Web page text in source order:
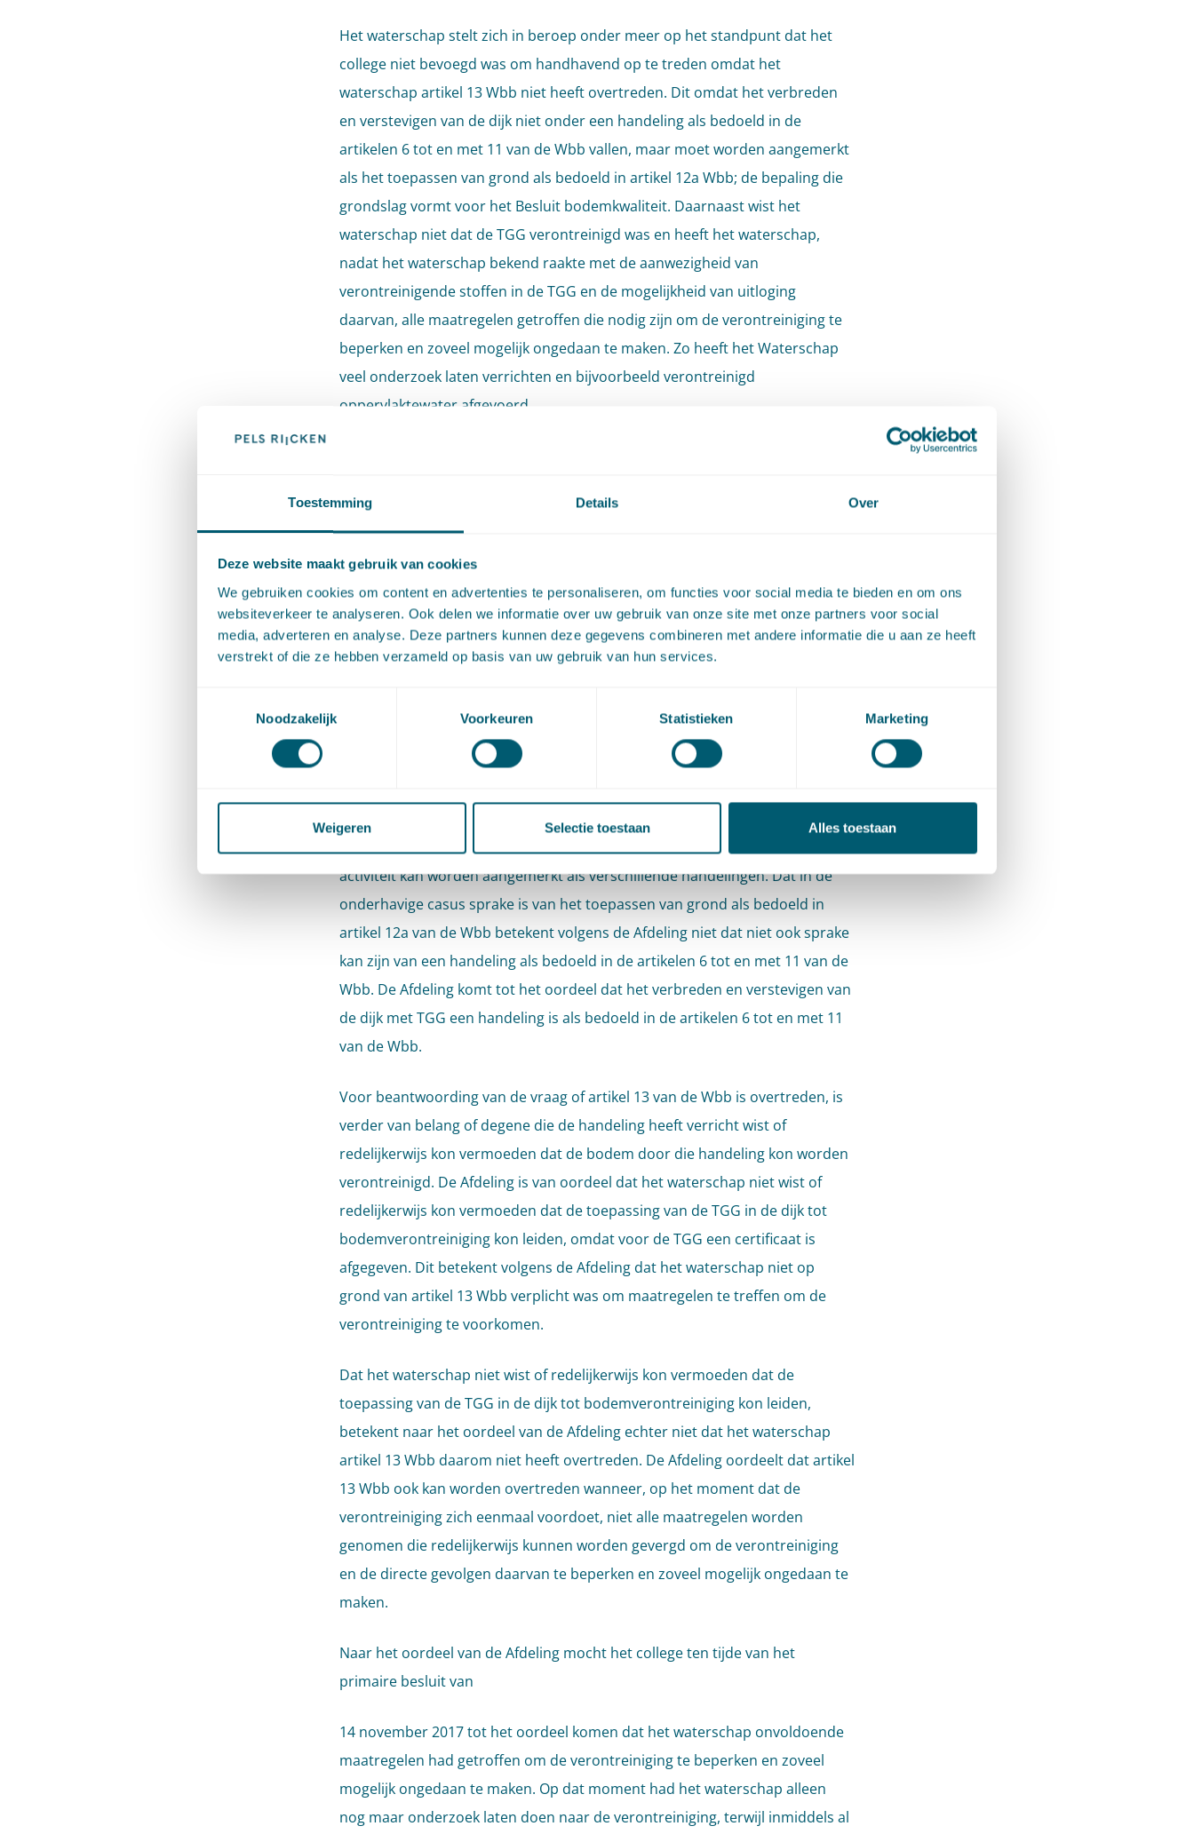
Toestemming Details Over
Deze website maakt gebruik van cookies
We gebruiken cookies om content en advertenties te personaliseren, om functies voor social media te bieden en om ons
websiteverkeer te analyseren. Ook delen we informatie over uw gebruik van onze site met onze partners voor social
media, adverteren en analyse. Deze partners kunnen deze gegevens combineren met andere informatie die u aan ze heeft
verstrekt of die ze hebben verzameld op basis van uw gebruik van hun services.
Noodzakelijk
Voorkeuren Statistieken Marketing
Weigeren Selectie toestaan Alles toestaan
Het waterschap stelt zich in beroep onder meer op het standpunt dat het
college niet bevoegd was om handhavend op te treden omdat het
waterschap artikel 13 Wbb niet heeft overtreden. Dit omdat het verbreden
en verstevigen van de dijk niet onder een handeling als bedoeld in de
artikelen 6 tot en met 11 van de Wbb vallen, maar moet worden aangemerkt
als het toepassen van grond als bedoeld in artikel 12a Wbb; de bepaling die
grondslag vormt voor het Besluit bodemkwaliteit. Daarnaast wist het
waterschap niet dat de TGG verontreinigd was en heeft het waterschap,
nadat het waterschap bekend raakte met de aanwezigheid van
verontreinigende stoffen in de TGG en de mogelijkheid van uitloging
daarvan, alle maatregelen getroffen die nodig zijn om de verontreiniging te
beperken en zoveel mogelijk ongedaan te maken. Zo heeft het Waterschap
veel onderzoek laten verrichten en bijvoorbeeld verontreinigd
oppervlaktewater afgevoerd.
derhalve dat deze activiteit onder het Besluit bodemkwaliteit (Bbk) valt. Voor
Nota van Toelichting bij het Bkk staat dat een bestuursorgaan eerst moet
onderzoeken of één van de specifieke regels uit het Bbk wordt overtreden.
Als dat niet het geval is, dienen verschillende zorgplichtbepalingen, zoals
artikel 13 Wbb, als vangnetbepaling. Er is volgens de Afdeling geen aanleiding
aanzien van de bodem een specifiek voorschrift heeft overtreden.
Om iemand aan te kunnen merken als overtreder van artikel 13 Wbb is
van de Wbb heeft verricht. Volgens de Afdeling kan in de Nota van
Toelichting bij het Bbk steun worden gevonden voor het oordeel dat een
activiteit kan worden aangemerkt als verschillende handelingen. Dat in de
onderhavige casus sprake is van het toepassen van grond als bedoeld in
artikel 12a van de Wbb betekent volgens de Afdeling niet dat niet ook sprake
kan zijn van een handeling als bedoeld in de artikelen 6 tot en met 11 van de
Wbb. De Afdeling komt tot het oordeel dat het verbreden en verstevigen van
de dijk met TGG een handeling is als bedoeld in de artikelen 6 tot en met 11
van de Wbb.
Voor beantwoording van de vraag of artikel 13 van de Wbb is overtreden, is
verder van belang of degene die de handeling heeft verricht wist of
redelijkerwijs kon vermoeden dat de bodem door die handeling kon worden
verontreinigd. De Afdeling is van oordeel dat het waterschap niet wist of
redelijkerwijs kon vermoeden dat de toepassing van de TGG in de dijk tot
bodemverontreiniging kon leiden, omdat voor de TGG een certificaat is
afgegeven. Dit betekent volgens de Afdeling dat het waterschap niet op
grond van artikel 13 Wbb verplicht was om maatregelen te treffen om de
verontreiniging te voorkomen.
Dat het waterschap niet wist of redelijkerwijs kon vermoeden dat de
toepassing van de TGG in de dijk tot bodemverontreiniging kon leiden,
betekent naar het oordeel van de Afdeling echter niet dat het waterschap
artikel 13 Wbb daarom niet heeft overtreden. De Afdeling oordeelt dat artikel
13 Wbb ook kan worden overtreden wanneer, op het moment dat de
verontreiniging zich eenmaal voordoet, niet alle maatregelen worden
genomen die redelijkerwijs kunnen worden gevergd om de verontreiniging
en de directe gevolgen daarvan te beperken en zoveel mogelijk ongedaan te
maken.
Naar het oordeel van de Afdeling mocht het college ten tijde van het
primaire besluit van
14 november 2017 tot het oordeel komen dat het waterschap onvoldoende
maatregelen had getroffen om de verontreiniging te beperken en zoveel
mogelijk ongedaan te maken. Op dat moment had het waterschap alleen
nog maar onderzoek laten doen naar de verontreiniging, terwijl inmiddels al